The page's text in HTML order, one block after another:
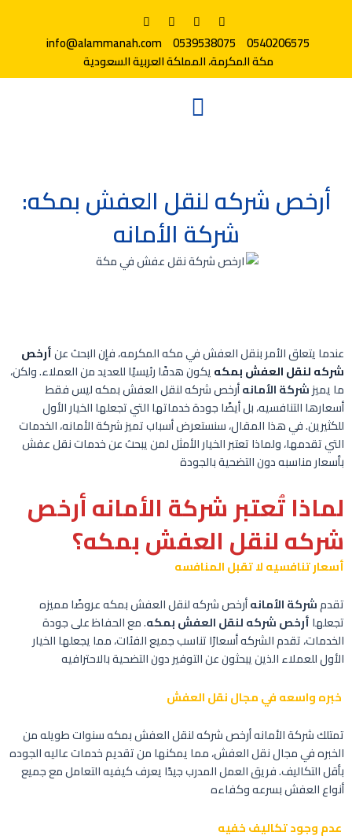
0540206575
0539538075
info@alammanah.com
مكة المكرمة، المملكة العربية السعودية
أرخص شركه لنقل العفش بمكه:
شركة الأمانه
عندما يتعلق الأمر بنقل العفش في مكه المكرمه، فإن البحث عنأرخص
شركه لنقل العفش بمكهيكون هدفًا رئيسيًا للعديد من العملاء. ولكن،
ما يميزشركة الأمانهأرخص شركه لنقل العفش بمكه ليس فقط
أسعارها التنافسيه، بل أيضًا جودة خدماتها التي تجعلها الخيار الأول
للكثيرين. في هذا المقال، سنستعرض أسباب تميز شركة الأمانه، الخدمات
التي تقدمها، ولماذا تعتبر الخيار الأمثل لمن يبحث عن خدمات نقل عفش
بأسعار مناسبه دون التضحية بالجودة
لماذا تُعتبر شركة الأمانه أرخص
شركه لنقل العفش بمكه؟
أسعار تنافسيه لا تقبل المنافسه
تقدمشركة الأمانهأرخص شركه لنقل العفش بمكه عروضًا مميزه
تجعلهاأرخص شركه لنقل العفش بمكه. مع الحفاظ على جودة
الخدمات، تقدم الشركه أسعارًا تناسب جميع الفئات، مما يجعلها الخيار
الأول للعملاء الذين يبحثون عن التوفير دون التضحية بالاحترافيه
خبره واسعه في مجال نقل العفش
تمتلك شركة الأمانه أرخص شركه لنقل العفش بمكه سنوات طويله من
الخبره في مجال نقل العفش، مما يمكنها من تقديم خدمات عاليه الجوده
بأقل التكاليف. فريق العمل المدرب جيدًا يعرف كيفيه التعامل مع جميع
أنواع العفش بسرعه وكفاءه
عدم وجود تكاليف خفيه